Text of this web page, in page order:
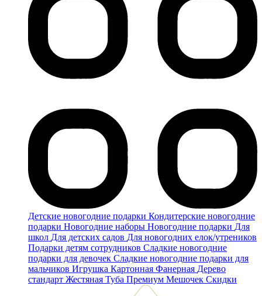
Детские новогодние подарки Кондитерские новогодние
подарки Новогодние наборы Новогодние подарки Для
школ Для детских садов Для новогодних елок/утреников
Подарки детям сотрудников Сладкие новогодние
подарки для девочек Сладкие новогодние подарки для
мальчиков Игрушка Картонная Фанерная Дерево
стандарт Жестяная Туба Премиум Мешочек Скидки